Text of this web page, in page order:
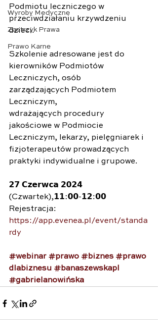
Wyroby Medyczne
Zastrzyk Prawa
Prawo Karne
Podmiotu leczniczego w
przeciwdziałaniu krzywdzeniu
dzieci.
Szkolenie adresowane jest do
kierowników Podmiotów
Leczniczych, osób
zarządzających Podmiotem
Leczniczym,
wdrażających procedury
jakościowe w Podmiocie
Leczniczym, lekarzy, pielęgniarek i
fizjoterapeutów prowadzących
praktyki indywidualne i grupowe.
𝟮𝟳 𝗖𝘇𝗲𝗿𝘄𝗰𝗮 𝟮𝟬𝟮𝟰
(Czwartek),𝟭𝟭:𝟬𝟬-𝟭𝟮:𝟬𝟬
Rejestracja:
https://app.evenea.pl/event/standa
rdy
#webinar #prawo #biznes #prawo
dlabiznesu #banaszewskapl
#gabrielanowińska